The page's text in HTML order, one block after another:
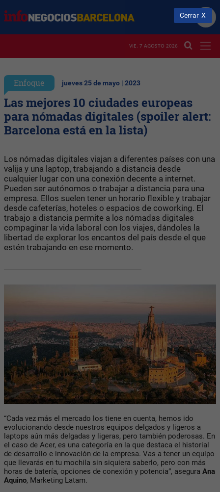
VIE. 7 AGOSTO 2026
Enfoque jueves 25 de mayo | 2023
Las mejores 10 ciudades europeas
para nómadas digitales (spoiler alert:
Barcelona está en la lista)
Los nómadas digitales viajan a diferentes países con una
valija y una laptop, trabajando a distancia desde
cualquier lugar con una conexión decente a internet.
Pueden ser autónomos o trabajar a distancia para una
empresa. Ellos suelen tener un horario flexible y trabajar
desde cafeterías, hoteles o espacios de coworking. El
trabajo a distancia permite a los nómadas digitales
compaginar la vida laboral con los viajes, dándoles la
libertad de explorar los encantos del país desde el que
estén trabajando en ese momento.
“Cada vez más el mercado los tiene en cuenta, hemos ido
evolucionando desde nuestros equipos delgados y ligeros a
laptops aún más delgadas y ligeras, pero también poderosas. En
el caso de Acer, es una categoría en la que destaca el historial
de desarrollo e innovación de la empresa. Vas a tener un equipo
que llevarás en tu mochila sin siquiera saberlo, pero con más
horas de batería, opciones de conexión y potencia”, asegura Ana
Aquino, Marketing Latam.
Cerrar